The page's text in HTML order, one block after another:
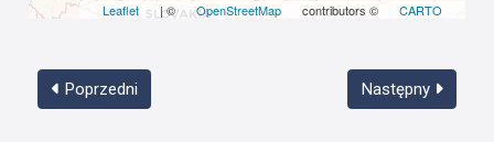
Leaflet | © OpenStreetMap contributors © CARTO
Poprzedni Następny